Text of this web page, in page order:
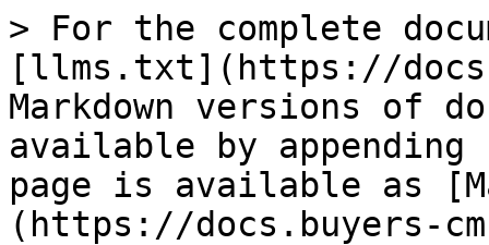
> For the complete
[llms.txt](https://
Markdown versions of
available by
page is available as
(https://docs.buyers-